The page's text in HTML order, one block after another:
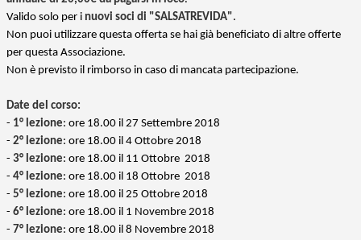
Valido solo per i nuovi soci di "SALSATREVIDA".
Non puoi utilizzare questa offerta se hai già beneficiato di altre offerte
per questa Associazione.
Non è previsto il rimborso in caso di mancata partecipazione.
Date del corso:
- 1° lezione: ore 18.00 il 27 Settembre 2018
- 2° lezione: ore 18.00 il 4 Ottobre 2018
- 3° lezione: ore 18.00 il 11 Ottobre 2018
- 4° lezione: ore 18.00 il 18 Ottobre 2018
- 5° lezione: ore 18.00 il 25 Ottobre 2018
- 6° lezione: ore 18.00 il 1 Novembre 2018
- 7° lezione: ore 18.00 il 8 Novembre 2018